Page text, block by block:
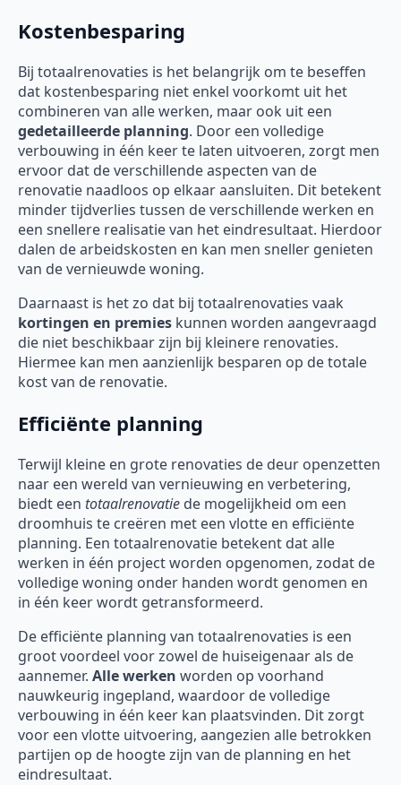
Kostenbesparing
Bij totaalrenovaties is het belangrijk om te beseffen
dat kostenbesparing niet enkel voorkomt uit het
combineren van alle werken, maar ook uit een
gedetailleerde planning. Door een volledige
verbouwing in één keer te laten uitvoeren, zorgt men
ervoor dat de verschillende aspecten van de
renovatie naadloos op elkaar aansluiten. Dit betekent
minder tijdverlies tussen de verschillende werken en
een snellere realisatie van het eindresultaat. Hierdoor
dalen de arbeidskosten en kan men sneller genieten
van de vernieuwde woning.
Daarnaast is het zo dat bij totaalrenovaties vaak
kortingen en premies kunnen worden aangevraagd
die niet beschikbaar zijn bij kleinere renovaties.
Hiermee kan men aanzienlijk besparen op de totale
kost van de renovatie.
Efficiënte planning
Terwijl kleine en grote renovaties de deur openzetten
naar een wereld van vernieuwing en verbetering,
biedt een totaalrenovatie de mogelijkheid om een
droomhuis te creëren met een vlotte en efficiënte
planning. Een totaalrenovatie betekent dat alle
werken in één project worden opgenomen, zodat de
volledige woning onder handen wordt genomen en
in één keer wordt getransformeerd.
De efficiënte planning van totaalrenovaties is een
groot voordeel voor zowel de huiseigenaar als de
aannemer. Alle werken worden op voorhand
nauwkeurig ingepland, waardoor de volledige
verbouwing in één keer kan plaatsvinden. Dit zorgt
voor een vlotte uitvoering, aangezien alle betrokken
partijen op de hoogte zijn van de planning en het
eindresultaat.